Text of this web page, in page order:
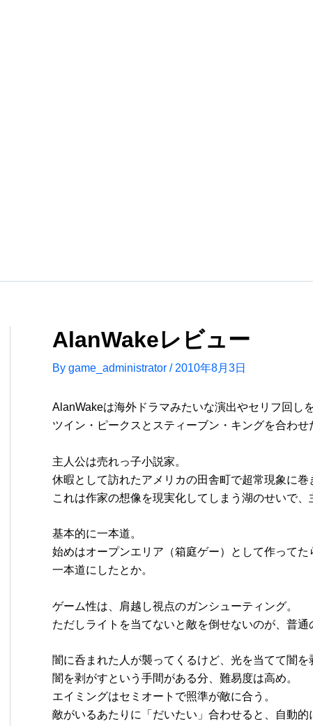
AlanWakeレビュー
By game_administrator / 2010年8月3日
AlanWakeは海外ドラマみたいな演出やセリフ回し
ツイン・ピークスとスティーブン・キングを合わせ
主人公は売れっ子小説家。
休暇として訪れたアメリカの田舎町で超常現象に巻
これは作家の想像を現実化してしまう湖のせいで、
基本的に一本道。
始めはオープンエリア（箱庭ゲー）として作って
一本道にしたとか。
ゲーム性は、肩越し視点のガンシューティング。
ただしライトを当てないと敵を倒せないのが、普通
闇に呑まれた人が襲ってくるけど、光を当てて闇を
闇を剥がすという手間がある分、難易度は高め。
エイミングはセミオートで照準が敵に合う。
敵がいるあたりに「だいたい」合わせると、自動的